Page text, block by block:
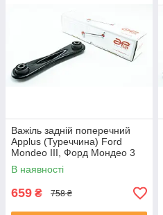
Важіль задній поперечний
Applus (Туреччина) Ford
Mondeo III, Форд Мондео 3
00-07 #21905AP UANKNTP4
В наявності
659 ₴ 758 ₴